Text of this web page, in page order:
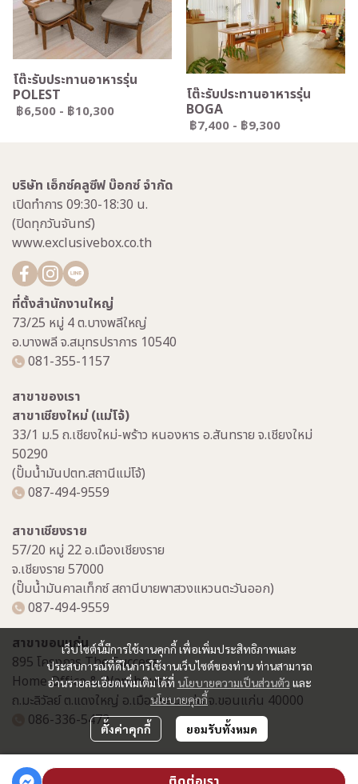
โต๊ะรับประทานอาหารรุ่น
POLEST
฿6,500 - ฿10,300
โต๊ะรับประทานอาหารรุ่น
BOGA
฿7,400 - ฿9,300
เว็บไซต์นี้มีการใช้งานคุกกี้ เพื่อเพิ่มประสิทธิภาพและ
ประสบการณ์ที่ดีในการใช้งานเว็บไซต์ของท่าน ท่านสามารถ
อ่านรายละเอียดเพิ่มเติมได้ที่ นโยบายความเป็นส่วนตัว และ
นโยบายคุกกี้
ตั้งค่าคุกกี้ ยอมรับทั้งหมด
บริษัท เอ็กซ์คลูซีฟ บ๊อกซ์ จำกัด
เปิดทำการ 09:30-18:30 น.
(ปิดทุกวันจันทร์)
www.exclusivebox.co.th
ที่ตั้งสำนักงานใหญ่
73/25 หมู่ 4 ต.บางพลีใหญ่
อ.บางพลี จ.สมุทรปราการ 10540
081-355-1157
สาขาของเรา
สาขาเชียงใหม่ (แม่โจ้)
33/1 ม.5 ถ.เชียงใหม่-พร้าว หนองหาร อ.สันทราย จ.เชียงใหม่
50290
(ปั๊มน้ำมันปตท.สถานีแม่โจ้)
087-494-9559
สาขาเชียงราย
57/20 หมู่ 22 อ.เมืองเชียงราย
จ.เชียงราย 57000
(ปั๊มน้ำมันคาลเท็กซ์ สถานีบายพาสวงแหวนตะวันออก)
087-494-9559
สาขาขอนแก่น
895 โครงการ The Success
Home Office & Warehouse
ถ.มะลิวัลย์ ต.แดงใหญ่ อ.เมืองขอนแก่น จ.ขอนแก่น 40000
086-336-5472
Copyright | All Rights Reserved | Powered by MWE